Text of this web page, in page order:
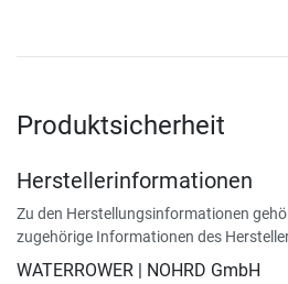
Produktsicherheit
Herstellerinformationen
Zu den Herstellungsinformationen
zugehörige Informationen des
WATERROWER | NOHRD GmbH